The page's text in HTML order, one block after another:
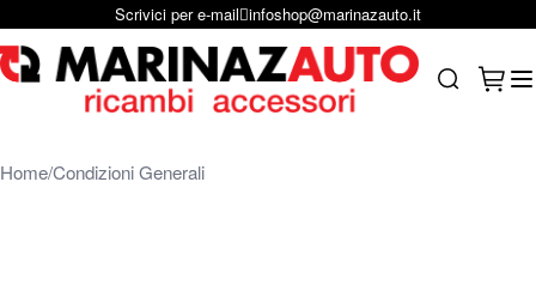
Salta al contenutoScrivici per e-mail infoshop@marinazauto.it
HomeCondizioni Generali